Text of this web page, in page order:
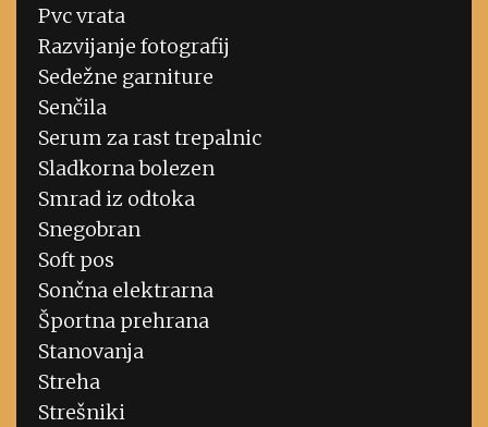
Pvc vrata
Razvijanje fotografij
Sedežne garniture
Senčila
Serum za rast trepalnic
Sladkorna bolezen
Smrad iz odtoka
Snegobran
Soft pos
Sončna elektrarna
Športna prehrana
Stanovanja
Streha
Strešniki